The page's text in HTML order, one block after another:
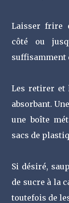
Laisser frire
côté ou
suffisamment
Les retirer et
absorbant.
une boîte
sacs de
Si désiré,
de sucre à la
toutefois de